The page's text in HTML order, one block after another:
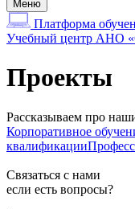
Меню
Платформа
Учебный центр АНО
Проекты
Рассказываем про
Корпоративное
квалификации
Связаться с нами
если есть вопросы?